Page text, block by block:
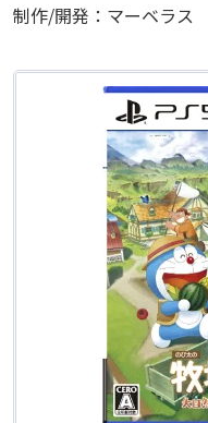
制作/開発：マーベラス